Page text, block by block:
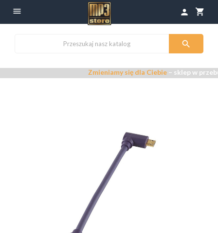
 shopping_cart
person

Zmieniamy się dla Ciebie– sklep w